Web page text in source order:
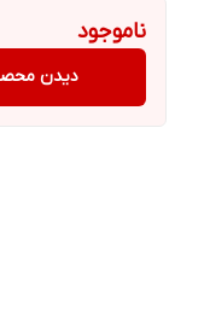
ناموجود
دیدن